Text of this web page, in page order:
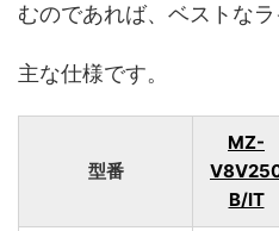
むのであれば、ベストな
主な仕様です。
型番
MZ-
B/IT